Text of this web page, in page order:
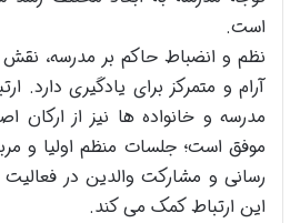
است.
نظم و انضباط حاکم بر مدرسه،
آرام و متمرکز برای یادگیری دارد.
مدرسه و خانواده ها نیز از
موفق است؛ جلسات منظم اولیا و
رسانی و مشارکت والدین در
این ارتباط کمک می کند.